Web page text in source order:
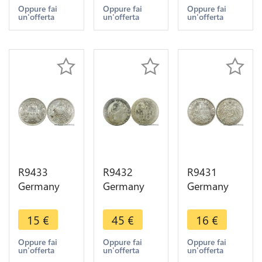
I The Great
326 Treveri
Make Offer
Oppure fai
un'offerta
Constantius
I 296 297
Make Offer
Oppure fai
un'offerta
1875 B ->
Make offer
Oppure fai
un'offerta
R9433
Germany
Mark
Wilhelm II
1915 A
Berlin Silver
15 €
Oppure fai
un'offerta
R9432
Germany
Thaler
Friedrich II
1773 A
Silver ->
45 €
Oppure fai
un'offerta
R9431
Germany
Mark
Wilhelm II
1914 A
Berlin Silver
16 €
Oppure fai
un'offerta